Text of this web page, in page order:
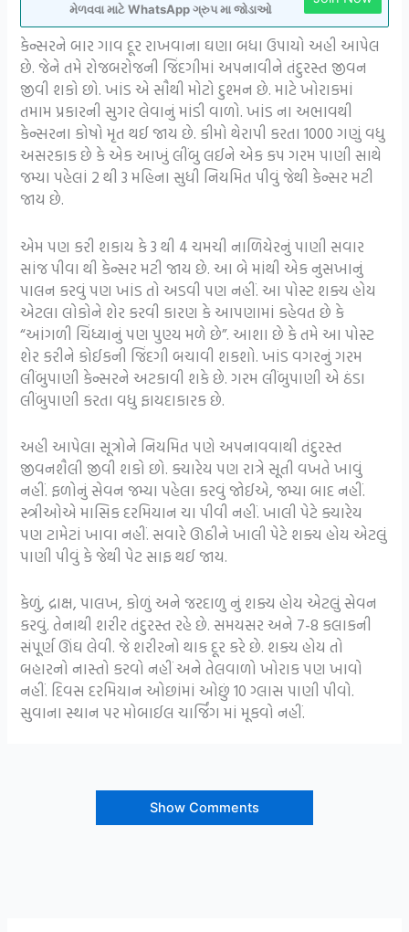
મેળવવા માટે WhatsApp ગ્રુપ મા જોડાઓ
કેન્સરને બાર ગાવ દૂર રાખવાના ઘણા બધા ઉપાયો અહી આપેલ
છે. જેને તમે રોજબરોજની જિંદગીમાં અપનાવીને તંદુરસ્ત જીવન
જીવી શકો છો. ખાંડ એ સૌથી મોટો દુશ્મન છે. માટે ખોરાકમાં
તમામ પ્રકારની સુગર લેવાનું માંડી વાળો. ખાંડ ના અભાવથી
કેન્સરના કોષો મૃત થઈ જાય છે. કીમો થેરાપી કરતા 1000 ગણું વધુ
અસરકાક છે કે એક આખું લીંબુ લઈને એક કપ ગરમ પાણી સાથે
જમ્યા પહેલાં 2 થી 3 મહિના સુધી નિયમિત પીવું જેથી કેન્સર મટી
જાય છે.
એમ પણ કરી શકાય કે 3 થી 4 ચમચી નાળિયેરનું પાણી સવાર
સાંજ પીવા થી કેન્સર મટી જાય છે. આ બે માંથી એક નુસખાનું
પાલન કરવું પણ ખાંડ તો અડવી પણ નહીં. આ પોસ્ટ શક્ય હોય
એટલા લોકોને શેર કરવી કારણ કે આપણામાં કહેવત છે કે
“આંગળી ચિંધ્યાનું પણ પુણ્ય મળે છે”. આશા છે કે તમે આ પોસ્ટ
શેર કરીને કોઈકની જિંદગી બચાવી શકશો. ખાંડ વગરનું ગરમ
લીંબુપાણી કેન્સરને અટકાવી શકે છે. ગરમ લીંબુપાણી એ ઠંડા
લીંબુપાણી કરતા વધુ ફાયદાકારક છે.
અહી આપેલા સૂત્રોને નિયમિત પણે અપનાવવાથી તંદુરસ્ત
જીવનશૈલી જીવી શકો છો. ક્યારેય પણ રાત્રે સૂતી વખતે ખાવું
નહીં. ફળોનું સેવન જમ્યા પહેલા કરવું જોઈએ, જમ્યા બાદ નહીં.
સ્ત્રીઓએ માસિક દરમિયાન ચા પીવી નહીં. ખાલી પેટે ક્યારેય
પણ ટામેટાં ખાવા નહીં. સવારે ઊઠીને ખાલી પેટે શક્ય હોય એટલું
પાણી પીવું કે જેથી પેટ સાફ થઈ જાય.
કેળું, દ્રાક્ષ, પાલખ, કોળું અને જરદાળુ નું શક્ય હોય એટલું સેવન
કરવું. તેનાથી શરીર તંદુરસ્ત રહે છે. સમયસર અને 7-8 કલાકની
સંપૂર્ણ ઊંઘ લેવી. જે શરીરનો થાક દૂર કરે છે. શક્ય હોય તો
બહારનો નાસ્તો કરવો નહીં અને તેલવાળો ખોરાક પણ ખાવો
નહીં. દિવસ દરમિયાન ઓછાંમાં ઓછું 10 ગ્લાસ પાણી પીવો.
સુવાના સ્થાન પર મોબાઈલ ચાર્જિંગ માં મૂકવો નહીં.
Show Comments